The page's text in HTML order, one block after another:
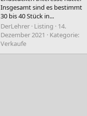
Insgesamt sind es bestimmt
30 bis 40 Stück in...
DerLehrer Listing
14.
Dezember 2021
Kategorie:
Verkaufe